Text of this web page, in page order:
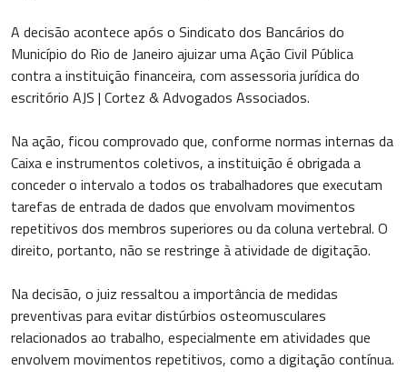
A decisão acontece após o Sindicato dos Bancários do
Município do Rio de Janeiro ajuizar uma Ação Civil Pública
contra a instituição financeira, com assessoria jurídica do
escritório AJS | Cortez & Advogados Associados.
Na ação, ficou comprovado que, conforme normas internas da
Caixa e instrumentos coletivos, a instituição é obrigada a
conceder o intervalo a todos os trabalhadores que executam
tarefas de entrada de dados que envolvam movimentos
repetitivos dos membros superiores ou da coluna vertebral. O
direito, portanto, não se restringe à atividade de digitação.
Na decisão, o juiz ressaltou a importância de medidas
preventivas para evitar distúrbios osteomusculares
relacionados ao trabalho, especialmente em atividades que
envolvem movimentos repetitivos, como a digitação contínua.